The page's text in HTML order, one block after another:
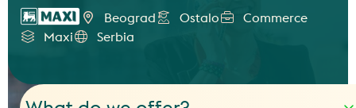
Beograd Ostalo
Commerce
Maxi
Serbia